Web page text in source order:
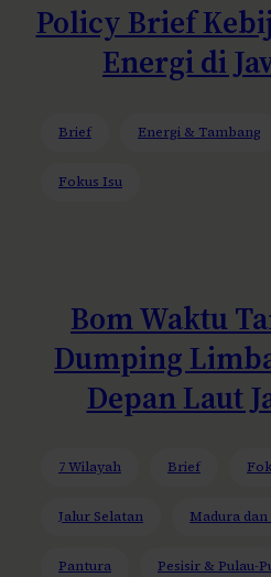
Policy Brief
Energi di
Brief Energi & Tambang
Fokus Isu
Bom Waktu
Dumping
Depan Laut
7 Wilayah Brief
Jalur Selatan Madura
Pantura Pesisir & Pulau-